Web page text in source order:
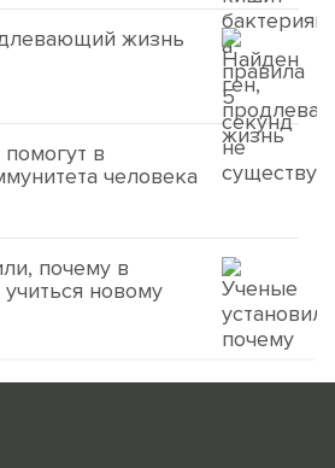
жизнь
в
человека
почему в
новому